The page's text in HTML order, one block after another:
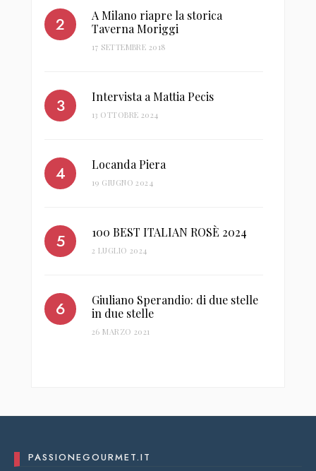
A Milano riapre la storica
Taverna Moriggi
17 SETTEMBRE 2018
Intervista a Mattia Pecis
13 OTTOBRE 2024
Locanda Piera
19 GIUGNO 2024
100 BEST ITALIAN ROSÈ 2024
2 LUGLIO 2024
Giuliano Sperandio: di due stelle
in due stelle
26 MARZO 2021
PASSIONEGOURMET.IT